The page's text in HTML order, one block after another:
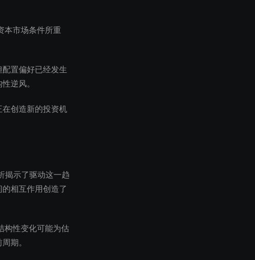
本市场条件所重
置偏好已经发生
逆风。
创造新的投资机
揭示了驱动这一趋
相互作用创造了
构性变化可能为估
期。